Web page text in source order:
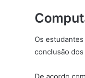
Os
conclusão